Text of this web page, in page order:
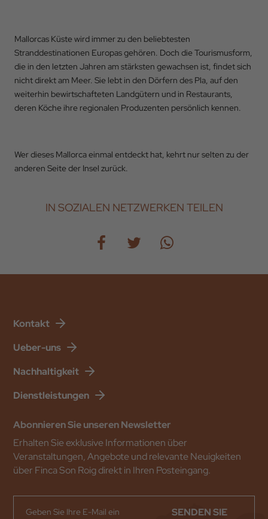
Mallorcas Küste wird immer zu den beliebtesten
Stranddestinationen Europas gehören. Doch die Tourismusform,
die in den letzten Jahren am stärksten gewachsen ist, findet sich
nicht direkt am Meer. Sie lebt in den Dörfern des Pla, auf den
weiterhin bewirtschafteten Landgütern und in Restaurants,
deren Köche ihre regionalen Produzenten persönlich kennen.
Wer dieses Mallorca einmal entdeckt hat, kehrt nur selten zu der
anderen Seite der Insel zurück.
IN SOZIALEN NETZWERKEN TEILEN
Kontakt
Ueber-uns
Nachhaltigkeit
Dienstleistungen
Abonnieren Sie unseren Newsletter
Erhalten Sie exklusive Informationen über
Veranstaltungen, Angebote und relevante Neuigkeiten
über Finca Son Roig direkt in Ihren Posteingang.
SENDEN SIE